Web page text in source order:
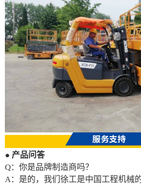
● 产品问答
Q：你是品牌制造商吗？
A：是的，我们徐工是中国工程机械